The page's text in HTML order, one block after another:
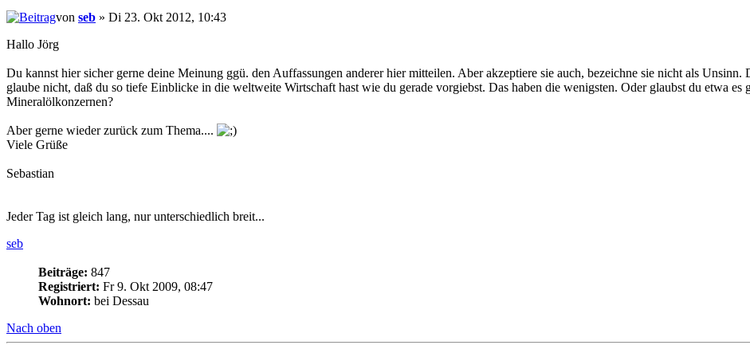
von seb » Di 23. Okt 2012, 10:43
Hallo Jörg
Du kannst hier sicher gerne deine Meinung ggü. den Auffassungen anderer hier mitteilen. Aber akzeptiere sie auch, bezeichne sie nicht als
glaube nicht, daß du so tiefe Einblicke in die weltweite Wirtschaft hast wie du gerade vorgiebst. Das haben die wenigsten. Oder glaubst du etwa es
Mineralölkonzernen?
Aber gerne wieder zurück zum Thema....
Viele Grüße
Sebastian
Jeder Tag ist gleich lang, nur unterschiedlich breit...
seb
Beiträge: 847
Registriert: Fr 9. Okt 2009, 08:47
Wohnort: bei Dessau
Nach oben